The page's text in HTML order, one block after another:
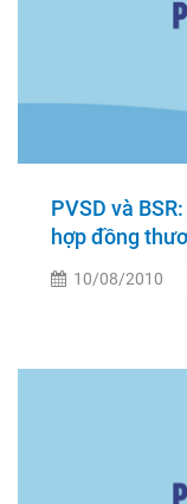
PVSD và
hợp đồng
10/08/2010